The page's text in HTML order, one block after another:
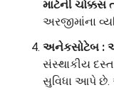
માટેની ચોક્કસ
અરજીમાંના
અનેકસોટેબ :
સંસ્થાકીય
સુવિધા આપે છે.